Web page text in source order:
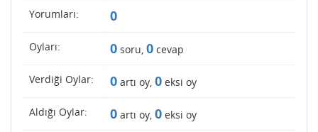
Yorumları: 0
Oyları: 0 soru, 0 cevap
Verdiği Oylar: 0 artı oy, 0 eksi oy
Aldığı Oylar: 0 artı oy, 0 eksi oy